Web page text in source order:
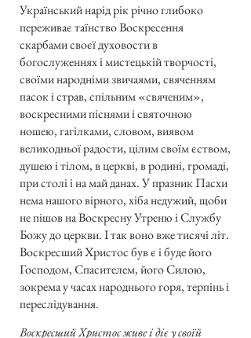
Український нарід рік річно глибоко
переживає таїнство Воскресення
скарбами своєї духовости в
богослуженнях і мистецькій творчості,
своїми народніми звичаями, свяченням
пасок і страв, спільним «свяченим»,
воскресними піснями і святочною
ношею, гагілками, словом, виявом
великодньої радости, цілим своїм єством,
душею і тілом, в церкві, в родині, громаді,
при столі і на май данах. У празник Пасхи
нема нашого вірного, хіба недужий, щоби
не пішов на Воскресну Утреню і Службу
Божу до церкви. І так воно вже тисячі літ.
Воскресший Христос був є і буде його
Господом, Спасителем, його Силою,
зокрема у часах народнього горя, терпінь і
переслідування.
Воскресший Христос живе і діє у своїй